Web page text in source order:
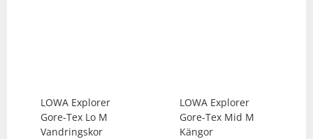
LOWA Explorer
Gore-Tex Lo M
Vandringskor
LOWA Explorer
Gore-Tex Mid M
Kängor